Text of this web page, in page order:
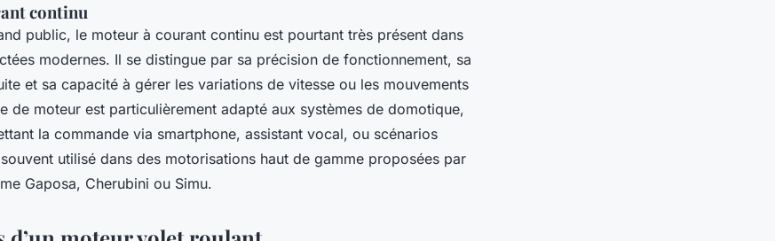
continu
public, le moteur à courant continu est pourtant très présent dans
modernes. Il se distingue par sa précision de fonctionnement, sa
et sa capacité à gérer les variations de vitesse ou les mouvements
de moteur est particulièrement adapté aux systèmes de domotique,
la commande via smartphone, assistant vocal, ou scénarios
utilisé dans des motorisations haut de gamme proposées par
Gaposa, Cherubini ou Simu.